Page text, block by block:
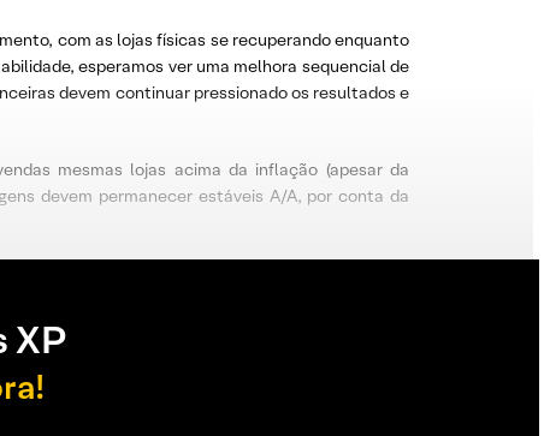
com as lojas físicas se recuperando enquanto
esperamos ver uma melhora sequencial de
devem continuar pressionado os resultados e
mesmas lojas acima da inflação (apesar da
devem permanecer estáveis A/A, por conta da
XP